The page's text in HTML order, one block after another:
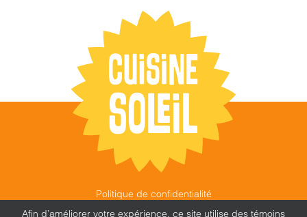
Politique de confidentialité
©
CUISINE SOLEIL 2026 |
FEU FOLLET - DESIGN •
Afin d’améliorer votre expérience, ce site utilise des témoins